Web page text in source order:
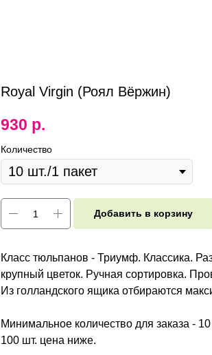
Royal Virgin (Роял Вёржин)
930 р.
Количество
Добавить в корзину
Класс тюльпанов - Триумф. Классика.
крупный цветок. Ручная сортировка.
Из голландского ящика отбираются
Минимальное количество для заказа -
100 шт. цена ниже.